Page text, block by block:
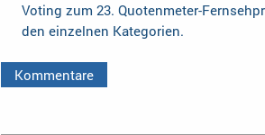
Voting zum 23. Quotenmeter-
den einzelnen Kategorien.
Kommentare